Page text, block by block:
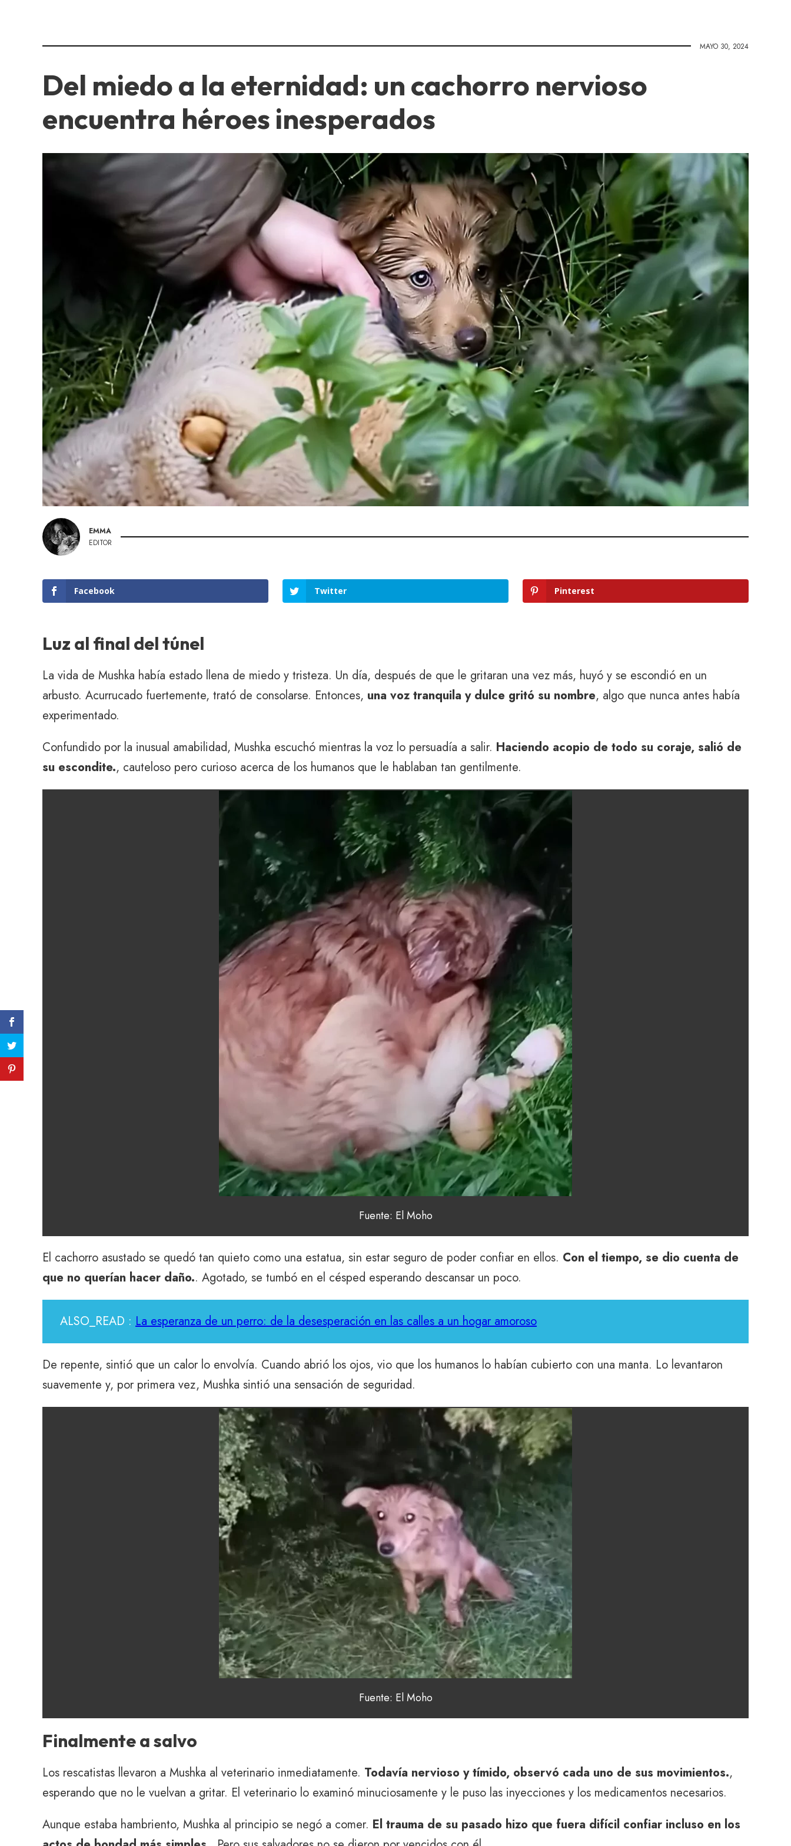
MAYO 30, 2024
Del miedo a la eternidad: un cachorro nervioso
encuentra héroes inesperados
EMMA
EDITOR
Facebook Twitter Pinterest
Luz al final del túnel
La vida de Mushka había estado llena de miedo y tristeza. Un día, después de que le gritaran una vez más, huyó y se escondió en un
arbusto. Acurrucado fuertemente, trató de consolarse. Entonces, una voz tranquila y dulce gritó su nombre, algo que nunca antes había
experimentado.
Confundido por la inusual amabilidad, Mushka escuchó mientras la voz lo persuadía a salir. Haciendo acopio de todo su coraje, salió de
su escondite., cauteloso pero curioso acerca de los humanos que le hablaban tan gentilmente.
Fuente: El Moho
El cachorro asustado se quedó tan quieto como una estatua, sin estar seguro de poder confiar en ellos. Con el tiempo, se dio cuenta de
que no querían hacer daño.. Agotado, se tumbó en el césped esperando descansar un poco.
ALSO_READ : La esperanza de un perro: de la desesperación en las calles a un hogar amoroso
De repente, sintió que un calor lo envolvía. Cuando abrió los ojos, vio que los humanos lo habían cubierto con una manta. Lo levantaron
suavemente y, por primera vez, Mushka sintió una sensación de seguridad.
Fuente: El Moho
Finalmente a salvo
Los rescatistas llevaron a Mushka al veterinario inmediatamente. Todavía nervioso y tímido, observó cada uno de sus movimientos.,
esperando que no le vuelvan a gritar. El veterinario lo examinó minuciosamente y le puso las inyecciones y los medicamentos necesarios.
Aunque estaba hambriento, Mushka al principio se negó a comer. El trauma de su pasado hizo que fuera difícil confiar incluso en los